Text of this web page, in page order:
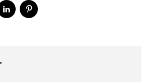
DELA
PÅ
PÅ